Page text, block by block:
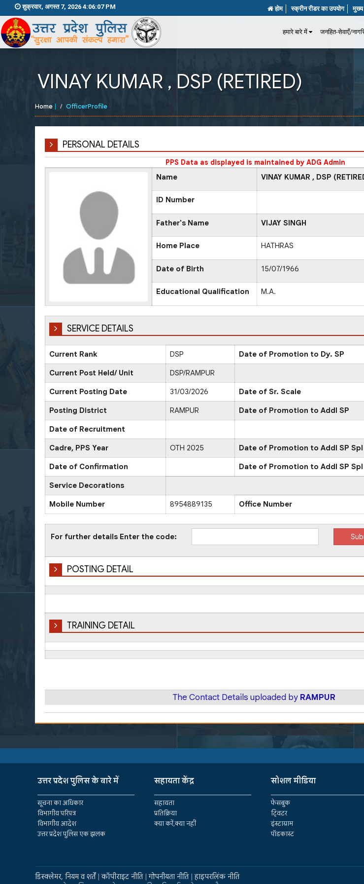
शुक्रवार, अगस्त 7, 2026 4:06:07 PM होम स्क्रीन रीडर का उपयोग मुख्य
हमारे बारे में जनहित-सेवाएँ/
VINAY KUMAR , DSP (RETIRED)
Home | OfficerProfile
PERSONAL DETAILS
PPS Data as displayed is maintained by ADG Admin
Name
VINAY KUMAR , DSP
ID Number
Father's Name VIJAY SINGH
Home Place HATHRAS
Date of Birth 15/07/1966
Educational Qualification M.A.
SERVICE DETAILS
Current Rank DSP Date of Promotion to Dy. SP
Current Post Held/ Unit DSP/RAMPUR
Current Posting Date 31/03/2026 Date of Sr. Scale
Posting District RAMPUR Date of Promotion to Addl SP
Date of Recruitment
Cadre, PPS Year OTH 2025 Date of Promotion to Addl SP Spl
Date of Confirmation Date of Promotion to Addl SP
Service Decorations
Mobile Number 8954889135 Office Number
For further details Enter the code:
POSTING DETAIL
TRAINING DETAIL
The Contact Details uploaded by RAMPUR
उत्तर प्रदेश पुलिस के बारे में
सूचना का अधिकार
विभागीय परिपत्र
विभागीय आदेश
उत्तर प्रदेश पुलिस एक झलक
सहायता केंद्र
सहायता
प्रतिक्रिया
क्या करें,क्या नहीं
सोशल मीडिया
फेसबुक
ट्विटर
इंस्टाग्राम
पॉडकास्ट
डिस्क्लेमर, नियम व शर्तें|कॉपीराइट नीति|गोपनीयता नीति|हाइपरलिंक नीति